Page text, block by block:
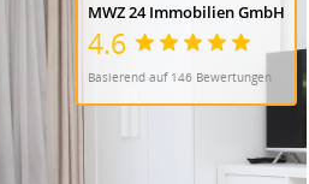
MWZ 24 Immobilien GmbH
4.6
Basierend auf 146 Bewertungen